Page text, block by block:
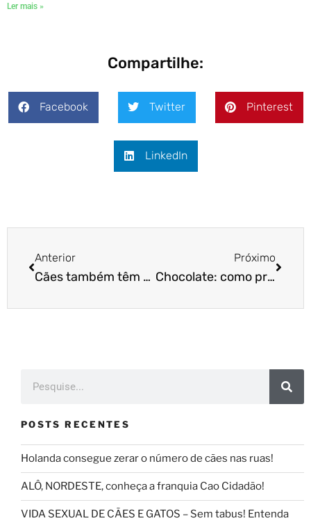
Ler mais »
Compartilhe:
Facebook Twitter Pinterest
LinkedIn
Anterior
Cães também têm dente de leite. Você sabia?
Próximo
Chocolate: como presentear o pet na Páscoa?
POSTS RECENTES
Holanda consegue zerar o número de cães nas ruas!
ALÔ, NORDESTE, conheça a franquia Cao Cidadão!
VIDA SEXUAL DE CÃES E GATOS – Sem tabus! Entenda